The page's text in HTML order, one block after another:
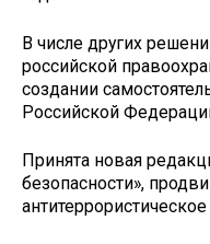
В числе других
российской
создании
Российской
Принята новая
безопасности»,